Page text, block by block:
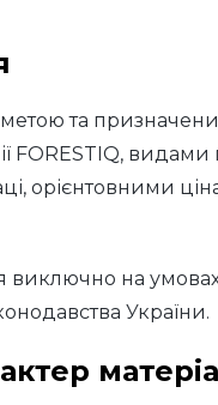
та
FORESTIQ,
орієнтовними
виключно на
України.